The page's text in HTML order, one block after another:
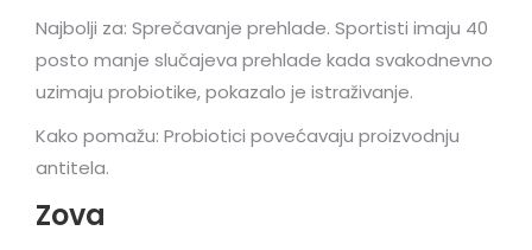
Najbolji za: Sprečavanje prehlade. Sportisti imaju 40
posto manje slučajeva prehlade kada svakodnevno
uzimaju probiotike, pokazalo je istraživanje.
Kako pomažu: Probiotici povećavaju proizvodnju
antitela.
Zova